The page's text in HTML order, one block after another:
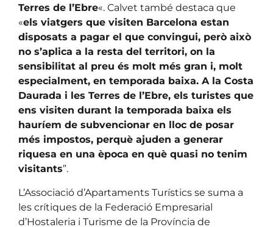
Terres de l’Ebre«. Calvet també destaca que
«els viatgers que visiten Barcelona estan
disposats a pagar el que convingui, però això
no s’aplica a la resta del territori, on la
sensibilitat al preu és molt més gran i, molt
especialment, en temporada baixa. A la Costa
Daurada i les Terres de l’Ebre, els turistes que
ens visiten durant la temporada baixa els
hauríem de subvencionar en lloc de posar
més impostos, perquè ajuden a generar
riquesa en una època en què quasi no tenim
visitants”.
L’Associació d’Apartaments Turístics se suma a
les crítiques de la Federació Empresarial
d’Hostaleria i Turisme de la Província de